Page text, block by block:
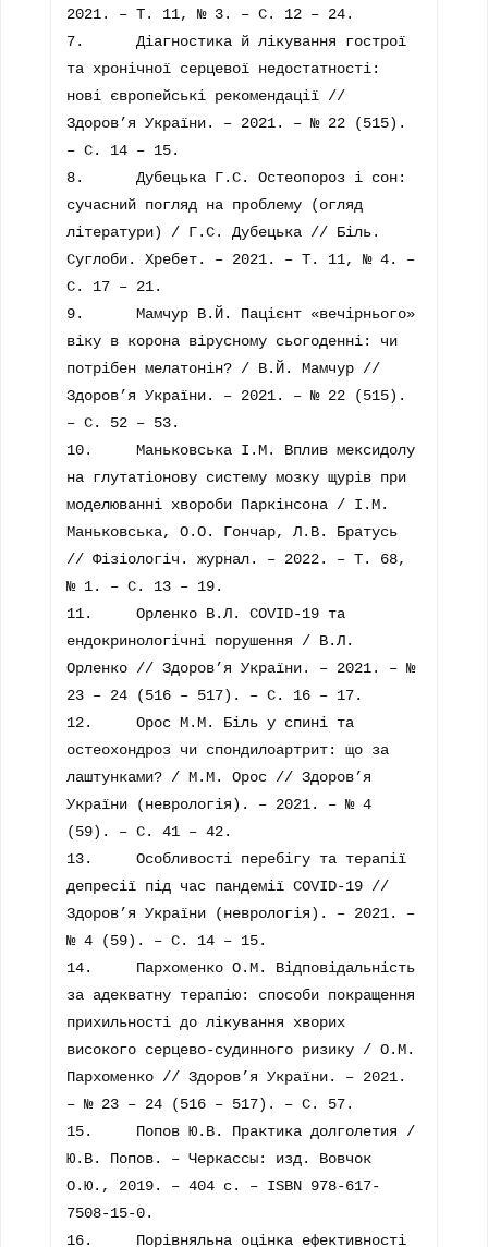
2021. – Т. 11, № 3. – С. 12 – 24.
7.	Діагностика й лікування гострої
та хронічної серцевої недостатності:
нові європейські рекомендації //
Здоров’я України. – 2021. – № 22 (515).
– С. 14 – 15.
8.	Дубецька Г.С. Остеопороз і сон:
сучасний погляд на проблему (огляд
літератури) / Г.С. Дубецька // Біль.
Суглоби. Хребет. – 2021. – Т. 11, № 4. –
С. 17 – 21.
9.	Мамчур В.Й. Пацієнт «вечірнього»
віку в корона вірусному сьогоденні: чи
потрібен мелатонін? / В.Й. Мамчур //
Здоров’я України. – 2021. – № 22 (515).
– С. 52 – 53.
10.	Маньковська І.М. Вплив мексидолу
на глутатіонову систему мозку щурів при
моделюванні хвороби Паркінсона / І.М.
Маньковська, О.О. Гончар, Л.В. Братусь
// Фізіологіч. журнал. – 2022. – Т. 68,
№ 1. – С. 13 – 19.
11.	Орленко В.Л. COVID-19 та
ендокринологічні порушення / В.Л.
Орленко // Здоров’я України. – 2021. – №
23 – 24 (516 – 517). – С. 16 – 17.
12.	Орос М.М. Біль у спині та
остеохондроз чи спондилоартрит: що за
лаштунками? / М.М. Орос // Здоров’я
України (неврологія). – 2021. – № 4
(59). – С. 41 – 42.
13.	Особливості перебігу та терапії
депресії під час пандемії COVID-19 //
Здоров’я України (неврологія). – 2021. –
№ 4 (59). – С. 14 – 15.
14.	Пархоменко О.М. Відповідальність
за адекватну терапію: способи покращення
прихильності до лікування хворих
високого серцево-судинного ризику / О.М.
Пархоменко // Здоров’я України. – 2021.
– № 23 – 24 (516 – 517). – С. 57.
15.	Попов Ю.В. Практика долголетия /
Ю.В. Попов. – Черкассы: изд. Вовчок
О.Ю., 2019. – 404 с. – ISBN 978-617-
7508-15-0.
16.	Порівняльна оцінка ефективності